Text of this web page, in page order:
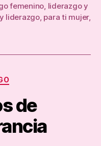
femenino, liderazgo y
liderazgo, para ti mujer,
de